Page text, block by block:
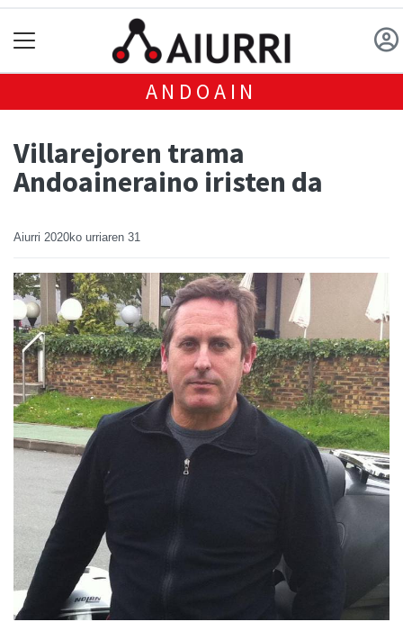
ANDOAIN
Villarejoren trama
Andoaineraino iristen da
Aiurri 2020ko urriaren 31